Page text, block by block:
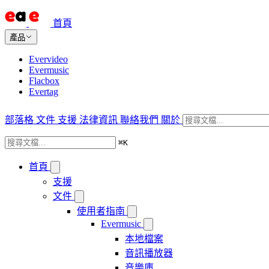
首頁
產品
Evervideo
Evermusic
Flacbox
Evertag
部落格 文件 支援 法律資訊 聯絡我們 關於
⌘K
首頁
支援
文件
使用者指南
Evermusic
本地檔案
音訊播放器